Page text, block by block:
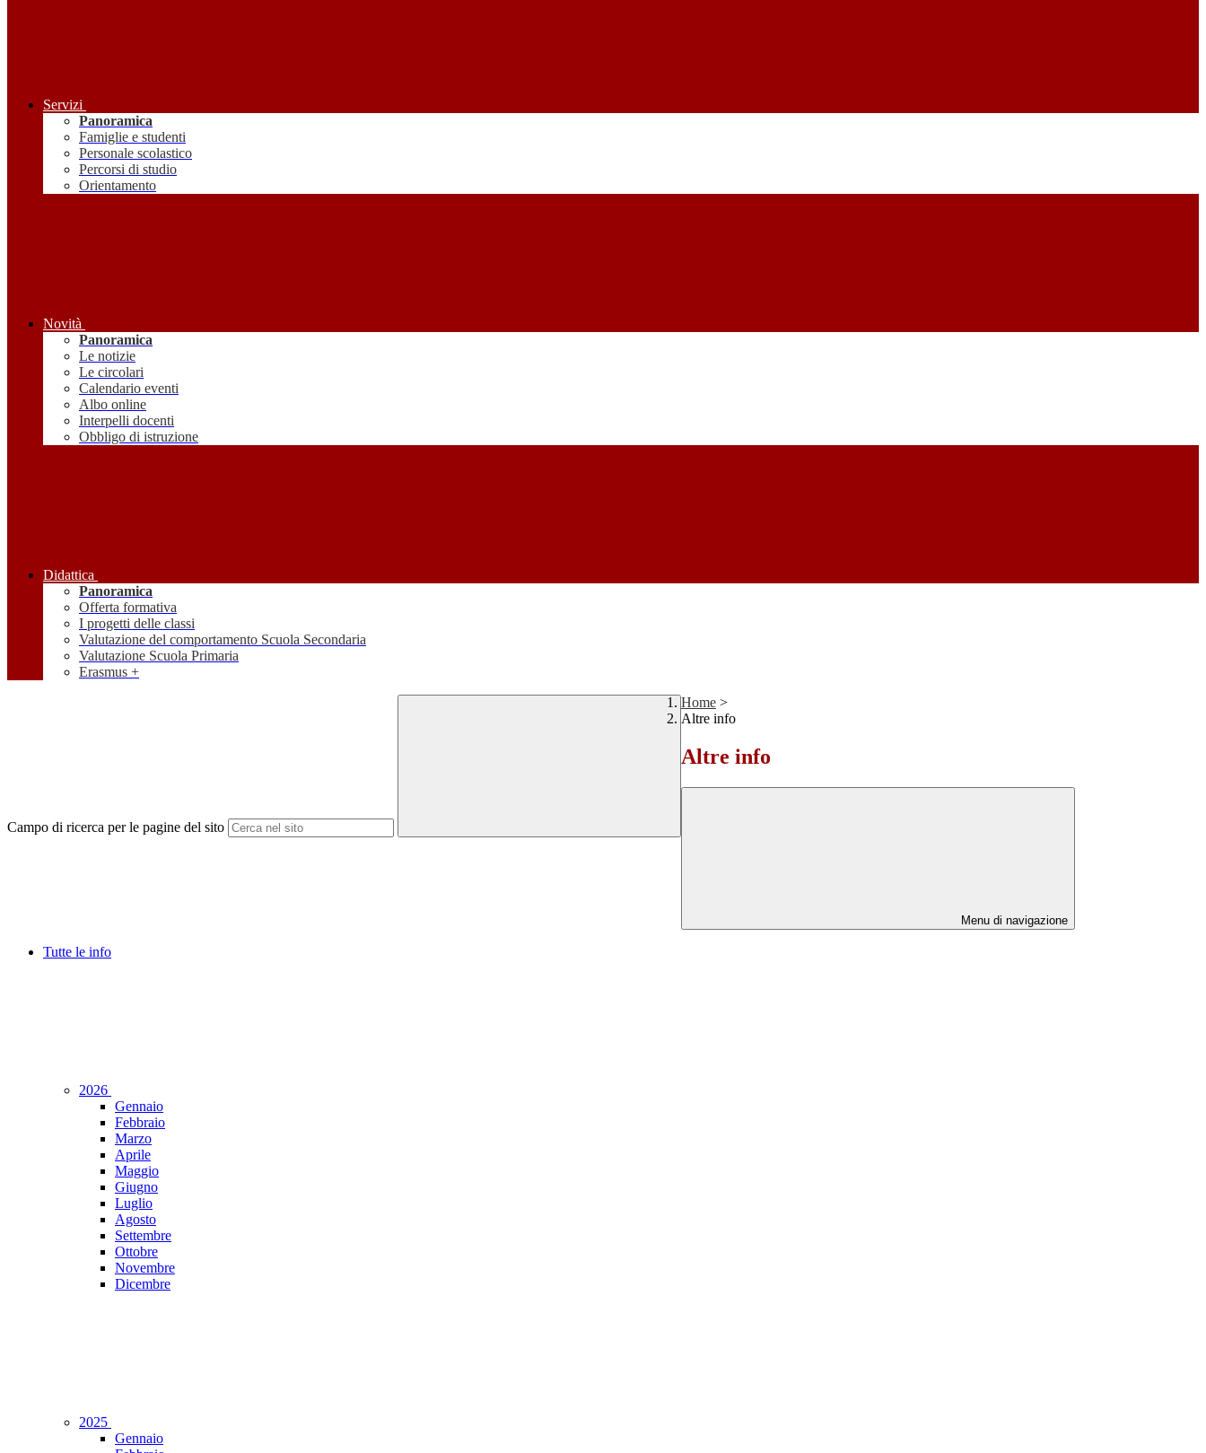
Servizi
Panoramica
Famiglie e studenti
Personale scolastico
Percorsi di studio
Orientamento
Novità
Panoramica
Le notizie
Le circolari
Calendario eventi
Albo online
Interpelli docenti
Obbligo di istruzione
Didattica
Panoramica
Offerta formativa
I progetti delle classi
Valutazione del comportamento Scuola Secondaria
Valutazione Scuola Primaria
Erasmus +
Campo di ricerca per le pagine del sito
Home >
Altre info
Altre info
Menu di navigazione
Tutte le info
2026
Gennaio
Febbraio
Marzo
Aprile
Maggio
Giugno
Luglio
Agosto
Settembre
Ottobre
Novembre
Dicembre
2025
Gennaio